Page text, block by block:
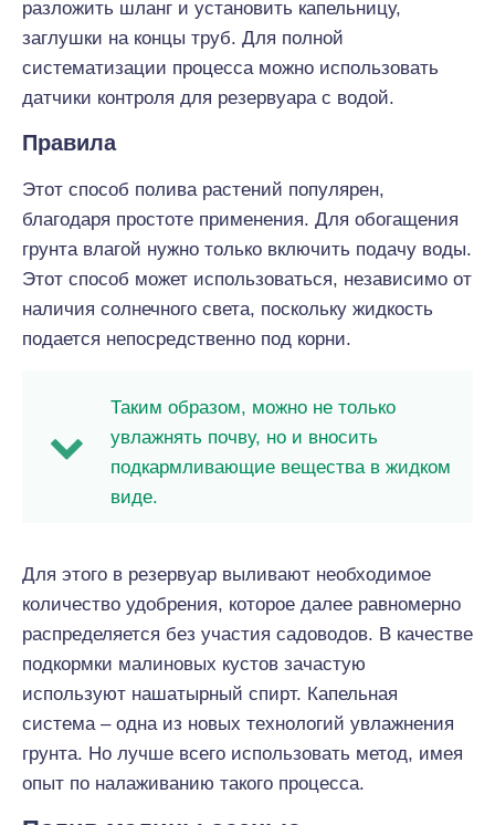
разложить шланг и установить капельницу,
заглушки на концы труб. Для полной
систематизации процесса можно использовать
датчики контроля для резервуара с водой.
Правила
Этот способ полива растений популярен,
благодаря простоте применения. Для обогащения
грунта влагой нужно только включить подачу воды.
Этот способ может использоваться, независимо от
наличия солнечного света, поскольку жидкость
подается непосредственно под корни.
Таким образом, можно не только
увлажнять почву, но и вносить
подкармливающие вещества в жидком
виде.
Для этого в резервуар выливают необходимое
количество удобрения, которое далее равномерно
распределяется без участия садоводов. В качестве
подкормки малиновых кустов зачастую
используют нашатырный спирт. Капельная
система – одна из новых технологий увлажнения
грунта. Но лучше всего использовать метод, имея
опыт по налаживанию такого процесса.